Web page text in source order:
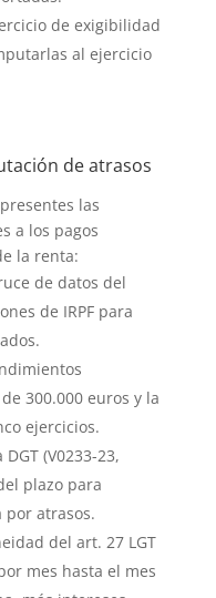
de exigibilidad
al ejercicio
de atrasos
las
a los pagos
la renta:
de datos del
de IRPF para
300.000 euros y la
ejercicios.
(V0233-23,
plazo para
atrasos.
del art. 27 LGT
mes hasta el mes